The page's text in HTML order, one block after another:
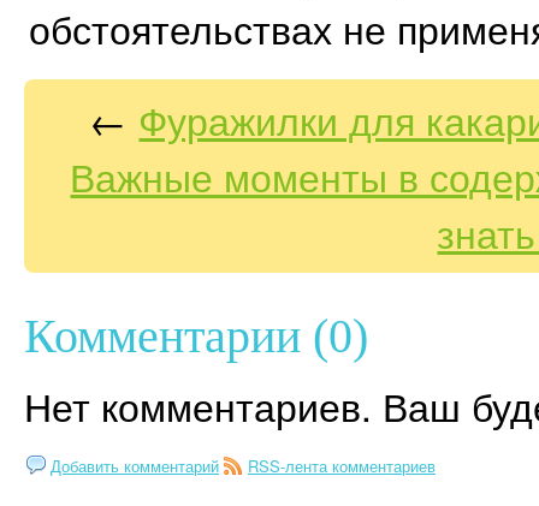
обстоятельствах не
← Фуражилки для
Важные моменты в
Комментарии (0)
Нет комментариев. Ваш
Добавить комментарий RSS-лента комментариев